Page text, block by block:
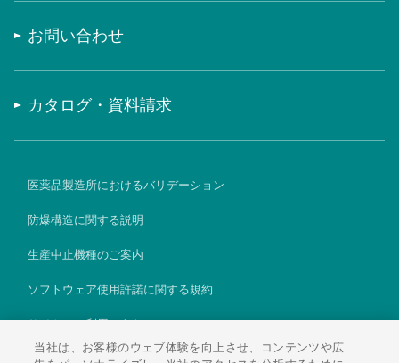
お問い合わせ
カタログ・資料請求
医薬品製造所におけるバリデーション
防爆構造に関する説明
生産中止機種のご案内
ソフトウェア使用許諾に関する規約
サイトのご利用にあたって
個人情報保護方針
当社は、お客様のウェブ体験を向上させ、コンテンツや広